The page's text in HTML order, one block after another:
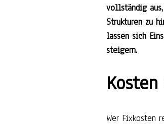
vollständig
Strukturen zu
lassen sich
steigern.
Wer Fixkosten